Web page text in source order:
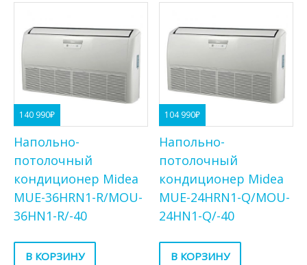
140 990₽
Напольно-
потолочный
кондиционер Midea
MUE-36HRN1-R/MOU-
36HN1-R/-40
В КОРЗИНУ
104 990₽
Напольно-
потолочный
кондиционер Midea
MUE-24HRN1-Q/MOU-
24HN1-Q/-40
В КОРЗИНУ